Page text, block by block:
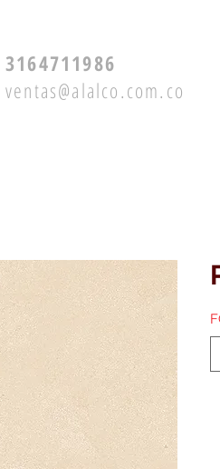
3164711986
ventas@alalco.com.co